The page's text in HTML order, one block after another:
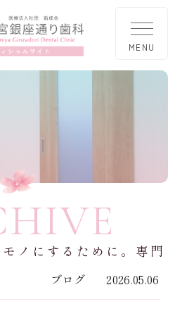
ノにするために。専門
延ばすメンテナンスの
真実
ブログ 2026.05.06